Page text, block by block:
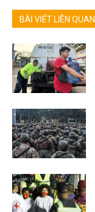
BÀI VIẾT LIÊN QUAN